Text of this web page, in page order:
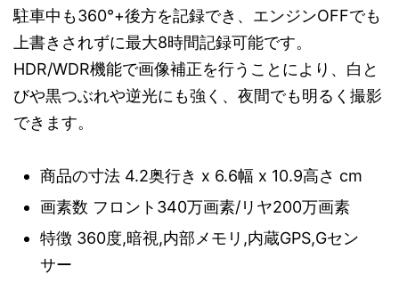
駐車中も360°+後方を記録でき、エンジンOFFでも
上書きされずに最大8時間記録可能です。
HDR/WDR機能で画像補正を行うことにより、白と
びや黒つぶれや逆光にも強く、夜間でも明るく撮影
できます。
商品の寸法 4.2奥行き x 6.6幅 x 10.9高さ cm
画素数 フロント340万画素/リヤ200万画素
特徴 360度,暗視,内部メモリ,内蔵GPS,Gセン
サー